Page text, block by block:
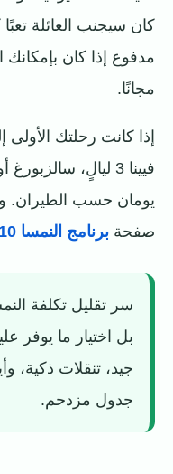
كان سيجنب العائلة
مدفوع إذا كان بإمكانك
مجانًا.
إذا كانت رحلتك الأولى
يومان حسب الطيران.
صفحة برنامج النمسا 10 أيام
سر تقليل تكلفة
بل اختيار ما يوفر
جيد، تنقلات ذكية،
جدول مزدحم.